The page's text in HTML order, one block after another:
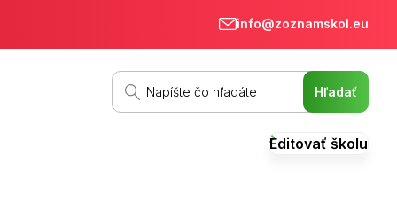
info@zoznamskol.eu
Editovať školu